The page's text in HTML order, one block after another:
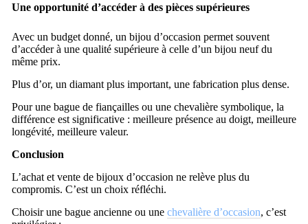
Une opportunité d’accéder à des pièces supérieures
Avec un budget donné, un bijou d’occasion permet souvent
d’accéder à une qualité supérieure à celle d’un bijou neuf du
même prix.
Plus d’or, un diamant plus important, une fabrication plus dense.
Pour une bague de fiançailles ou une chevalière symbolique, la
différence est significative : meilleure présence au doigt, meilleure
longévité, meilleure valeur.
Conclusion
L’achat et vente de bijoux d’occasion ne relève plus du
compromis. C’est un choix réfléchi.
Choisir une bague ancienne ou une chevalière d’occasion, c’est